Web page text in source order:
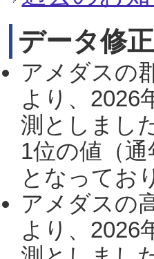
データ修
アメダスの
より、2026
測としまし
1位の値（
となってお
アメダスの
より、2026